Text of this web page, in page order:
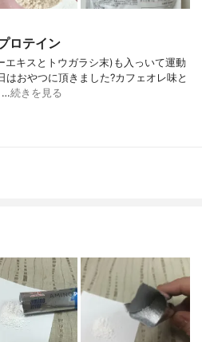
ロテイン
エキスとトウガラシ末)も入っいて運動
はおやつに頂きました?カフェオレ味と
…続きを見る